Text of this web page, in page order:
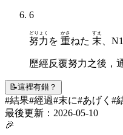
6
努力
どりょく
を 重
かさ
ねた 末
すえ
、
歷經反覆努力之後，
📝這裡有錯？
#結果#經過#末に#あげく #
最後更新： 2026-05-10
🎉